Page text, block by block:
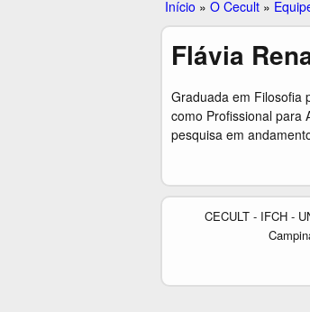
T
Você
está
aqui
Início » O Cecult »
Flávia
Graduada em Filosofia
como Profissional para
pesquisa em
CECULT - IFCH -